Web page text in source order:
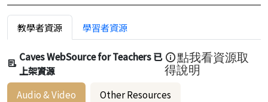
教學者資源 學習者資源
Caves WebSource for Teachers 已
上架資源
點我看資源取
得說明
Audio & Video
Other Resources